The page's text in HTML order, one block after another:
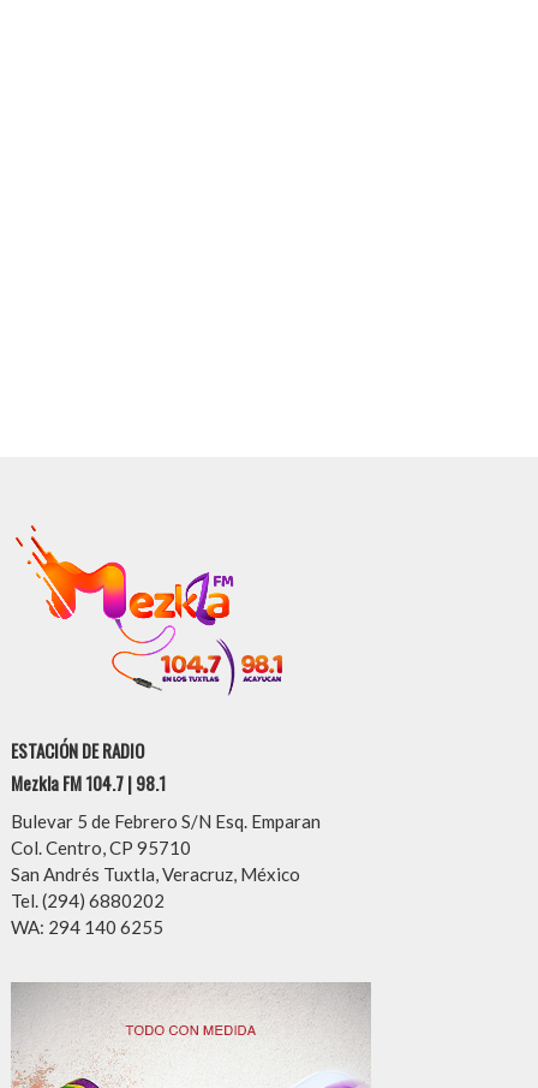
ESTACIÓN DE RADIO
Mezkla FM 104.7 | 98.1
Bulevar 5 de Febrero S/N Esq. Emparan
Col. Centro, CP 95710
San Andrés Tuxtla, Veracruz, México
Tel. (294) 6880202
WA: 294 140 6255